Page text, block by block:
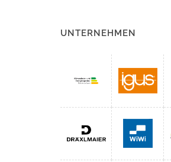
UNTERNEHMEN